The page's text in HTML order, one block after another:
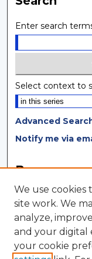
Enter search
Select context to
Advanced
Notify me via
Browse
Collections
Disciplines
Authors
Author
We use cookies
site work. We
analyze,
and your digital
your cookie